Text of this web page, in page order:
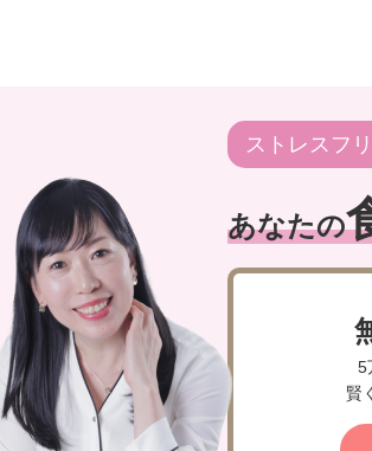
ストレスフ
あなたの
5
賢